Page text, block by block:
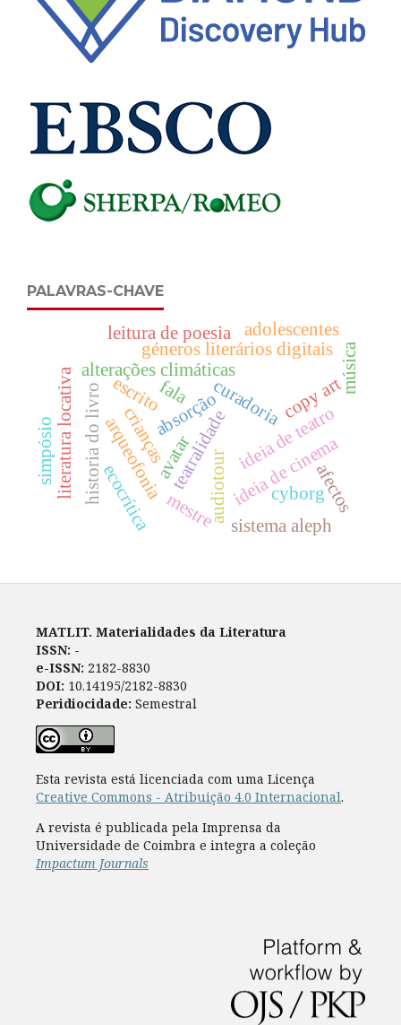
PALAVRAS-CHAVE
escrito
arqueofonia
curadoria
alterações climáticas
audiotour
ideia de teatro
ideia de cinema
absorção
teatralidade
historia do livro avatar
géneros literários digitais
cyborg
copy art
literatura locativa crianças
ecocrítica
leitura de poesia
simpósio
afectos
sistema aleph
mestre
música
fala
adolescentes
MATLIT. Materialidades da Literatura
ISSN: -
e-ISSN: 2182-8830
DOI: 10.14195/2182-8830
Peridiocidade: Semestral
Esta revista está licenciada com uma Licença
Creative Commons - Atribuição 4.0 Internacional.
A revista é publicada pela Imprensa da
Universidade de Coimbra e integra a coleção
Impactum Journals